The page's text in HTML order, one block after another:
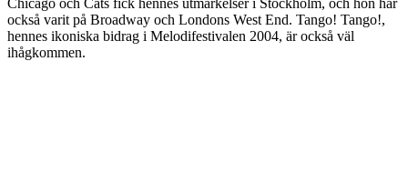
Chicago och Cats fick hennes utmärkelser i Stockholm, och hon har
också varit på Broadway och Londons West End. Tango! Tango!,
hennes ikoniska bidrag i Melodifestivalen 2004, är också väl
ihågkommen.